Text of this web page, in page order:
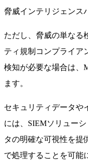
脅威インテリジェンス
ただし、脅威の単なる
ティ規制コンプライア
検知が必要な場合は、
ます。
セキュリティデータや
には、SIEMソリュー
タの明確な可視性を提
で処理することを可能